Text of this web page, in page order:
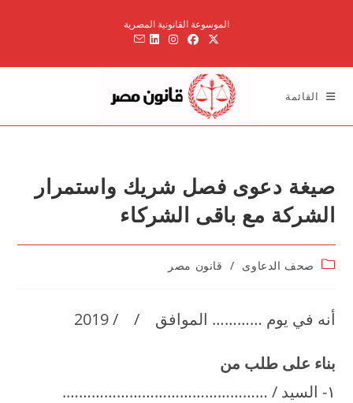
الموسوعة القانونية المصرية
القائمة
صيغة دعوى فصل شريك واستمرار
الشركة مع باقى الشركاء
Postصحف الدعاوى / قانون مصر
أنه في يوم ………… الموافق / / 2019
بناء على طلب من
۱- السيد / ………………………………………….